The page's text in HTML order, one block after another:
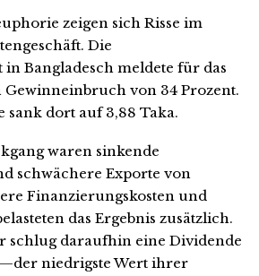
zeigen sich Risse im
Die
Bangladesch meldete für das
Gewinneinbruch von 34 Prozent.
sank dort auf 3,88 Taka.
waren sinkende
schwächere Exporte von
Finanzierungskosten und
das Ergebnis zusätzlich.
schlug daraufhin eine Dividende
niedrigste Wert ihrer